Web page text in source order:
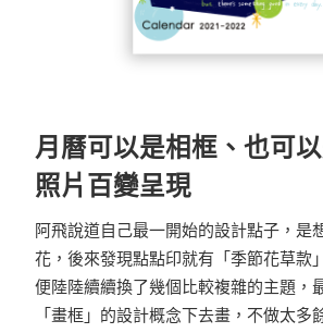
月曆可以是相框、也可
照片百變呈現
阿飛說道自己最一開始的設計點子，是
花，後來發現點點印就有「季節花草款
便陸陸續續換了幾個比較複雜的主題，
「畫框」的設計概念下去畫，不做太多